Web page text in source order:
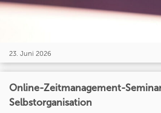
23. Juni 2026
Online-Zeitmanagement-
Selbstorganisation